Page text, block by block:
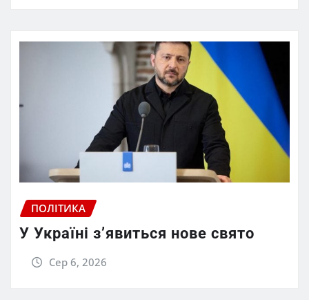
ПОЛІТИКА
У Україні з’явиться нове свято
Сер 6, 2026